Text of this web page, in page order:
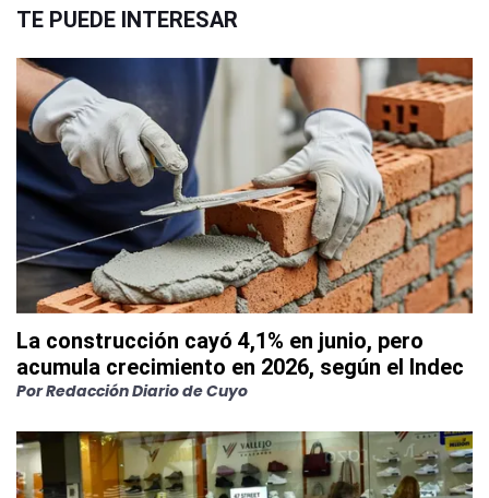
TE PUEDE INTERESAR
La construcción cayó 4,1% en junio, pero
acumula crecimiento en 2026, según el Indec
PorRedacción Diario de Cuyo